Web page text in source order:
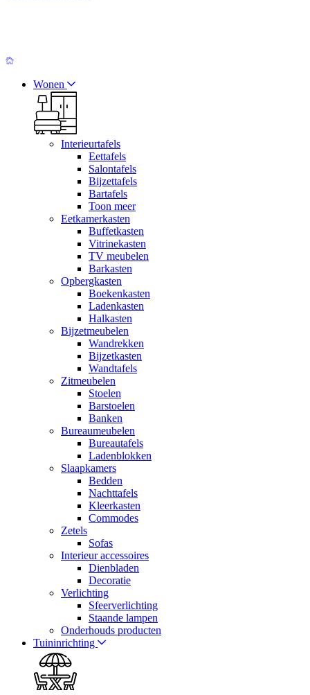
Wonen
Interieurtafels
Eettafels
Salontafels
Bijzettafels
Bartafels
Toon meer
Eetkamerkasten
Buffetkasten
Vitrinekasten
TV meubelen
Barkasten
Opbergkasten
Boekenkasten
Ladenkasten
Halkasten
Bijzetmeubelen
Wandrekken
Bijzetkasten
Wandtafels
Zitmeubelen
Stoelen
Barstoelen
Banken
Bureaumeubelen
Bureautafels
Ladenblokken
Slaapkamers
Bedden
Nachttafels
Kleerkasten
Commodes
Zetels
Sofas
Interieur accessoires
Dienbladen
Decoratie
Verlichting
Sfeerverlichting
Staande lampen
Onderhouds producten
Tuininrichting